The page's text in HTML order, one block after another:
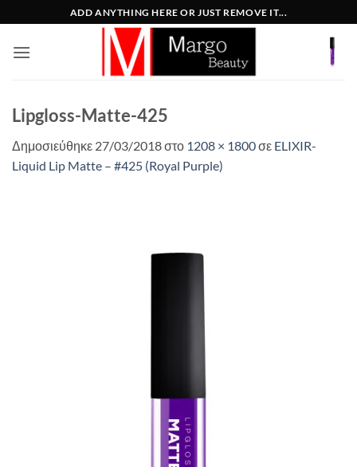
στο
περιεχόμενο
ADD ANYTHING HERE OR JUST REMOVE IT...
Lipgloss-Matte-425
Δημοσιεύθηκε 27/03/2018στο 1208 × 1800σε ELIXIR-
Liquid Lip Matte – #425 (Royal Purple)